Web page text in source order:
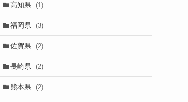
高知県 (1)
福岡県 (3)
佐賀県 (2)
長崎県 (2)
熊本県 (2)